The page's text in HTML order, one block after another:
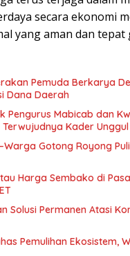
secara ekonomi
yang aman dan tepat
Pemuda Berkarya
Dana Daerah
Pengurus Mabicab dan
Kader
Gotong Royong
Harga Sembako di
Solusi Permanen Atasi
Pemulihan Ekosistem,